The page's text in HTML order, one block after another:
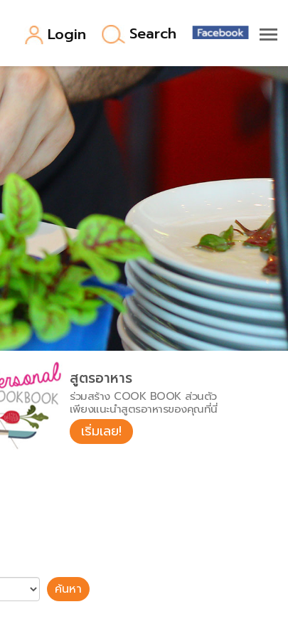
Login Search
สูตรอาหาร
ร่วมสร้าง COOK BOOK ส่วนตัว
เพียงแนะนำสูตรอาหารของคุณที่นี่
เริ่มเลย!
ค้นหา